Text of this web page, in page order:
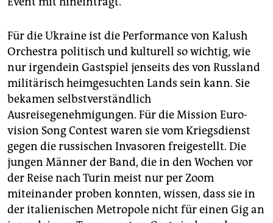
Für die Ukraine ist die Performance von Kalush
Orchestra politisch und kulturell so wichtig, wie
nur irgendein Gastspiel jenseits des von Russland
militärisch heimgesuchten Lands sein kann. Sie
bekamen selbstverständlich
Ausreisegenehmigungen. Für die Mission Euro­
vision Song Contest waren sie vom Kriegsdienst
gegen die russischen Invasoren freigestellt. Die
jungen Männer der Band, die in den Wochen vor
der Reise nach Turin meist nur per Zoom
miteinander proben konnten, wissen, dass sie in
der italienischen Metropole nicht für einen Gig an